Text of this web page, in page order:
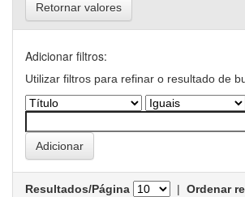
Retornar valores
Adicionar filtros:
Utilizar filtros para refinar o resultado de
Resultados/Página | Ordenar